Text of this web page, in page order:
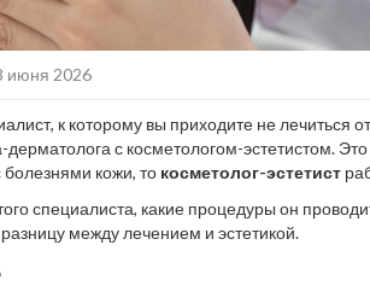
июня 2026
к которому вы приходите не лечиться
с косметологом-эстетистом.
болезнями кожи, то косметолог-эстетист
специалиста, какие процедуры он
между лечением и эстетикой.